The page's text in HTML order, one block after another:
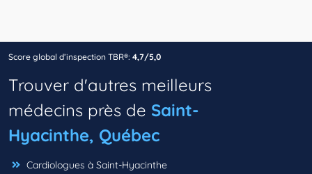
Score global d’inspection TBR®: 4,7/5,0
Trouver d'autres meilleurs
médecins près de Saint-
Hyacinthe, Québec
Cardiologues à Saint-Hyacinthe